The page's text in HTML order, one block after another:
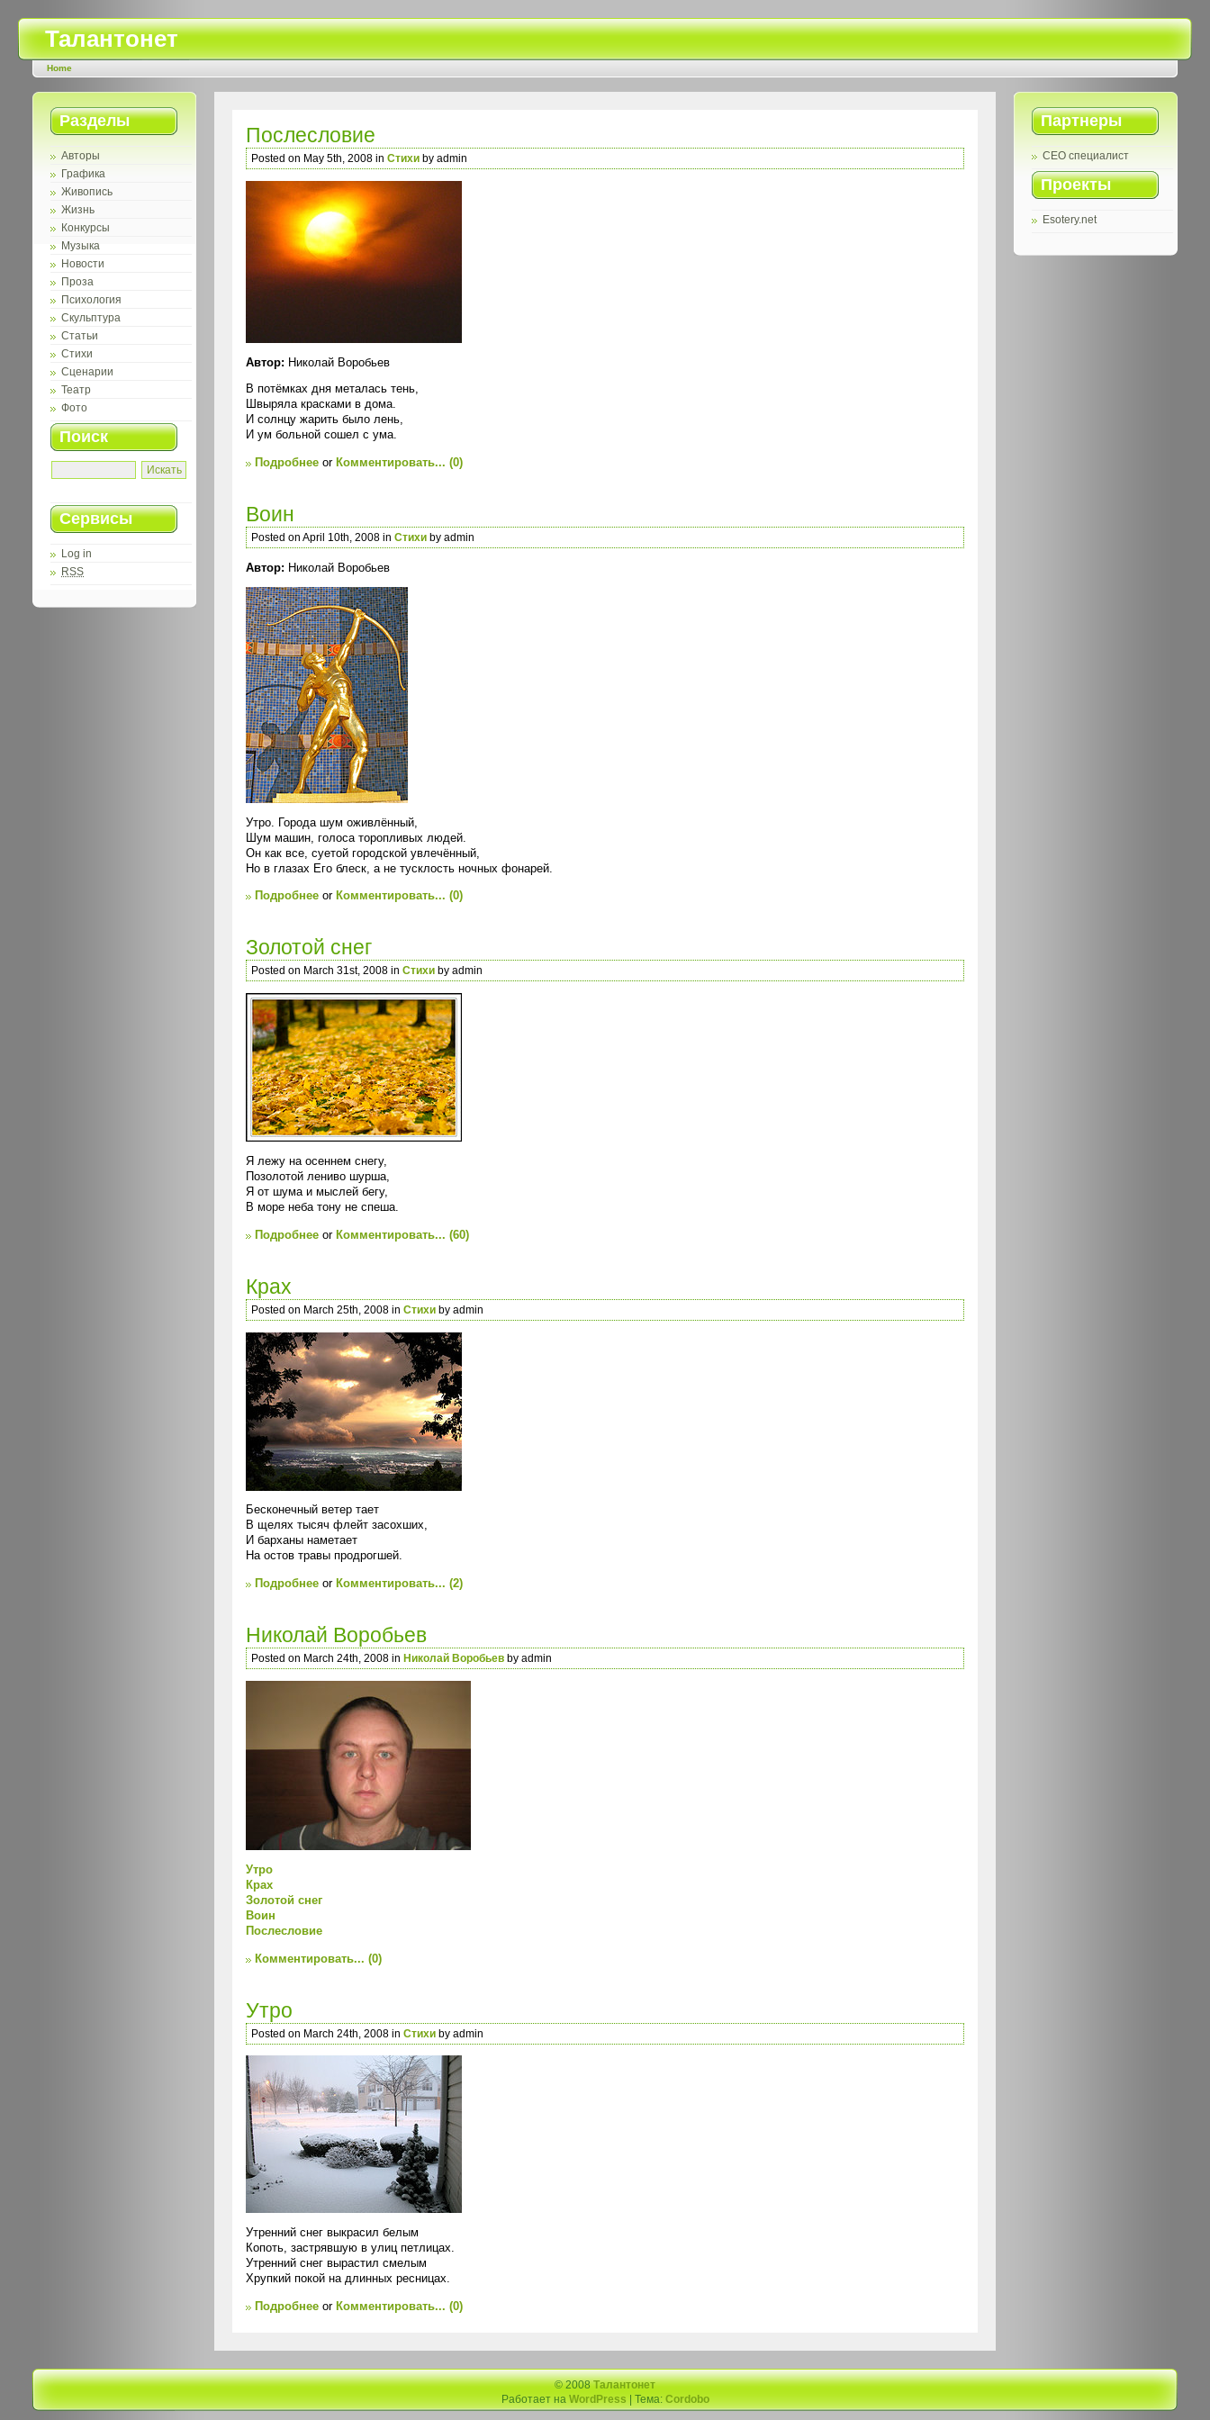
Талантонет
Home
Разделы
Авторы
Графика
Живопись
Жизнь
Конкурсы
Музыка
Новости
Проза
Психология
Скульптура
Статьи
Стихи
Сценарии
Театр
Фото
Поиск
Сервисы
Log in
RSS
Партнеры
СЕО специалист
Проекты
Esotery.net
Послесловие
Posted on May 5th, 2008 in Стихи by admin
Автор: Николай Воробьев
В потёмках дня металась тень,
Швыряла красками в дома.
И солнцу жарить было лень,
И ум больной сошел с ума.
Подробнее or Комментировать... (0)
Воин
Posted on April 10th, 2008 in Стихи by admin
Автор: Николай Воробьев
Утро. Города шум оживлённый,
Шум машин, голоса торопливых людей.
Он как все, суетой городской увлечённый,
Но в глазах Его блеск, а не тусклость ночных фонарей.
Подробнее or Комментировать... (0)
Золотой снег
Posted on March 31st, 2008 in Стихи by admin
Я лежу на осеннем снегу,
Позолотой лениво шурша,
Я от шума и мыслей бегу,
В море неба тону не спеша.
Подробнее or Комментировать... (60)
Крах
Posted on March 25th, 2008 in Стихи by admin
Бесконечный ветер тает
В щелях тысяч флейт засохших,
И барханы наметает
На остов травы продрогшей.
Подробнее or Комментировать... (2)
Николай Воробьев
Posted on March 24th, 2008 in Николай Воробьев by admin
Утро
Крах
Золотой снег
Воин
Послесловие
Комментировать... (0)
Утро
Posted on March 24th, 2008 in Стихи by admin
Утренний снег выкрасил белым
Копоть, застрявшую в улиц петлицах.
Утренний снег вырастил смелым
Хрупкий покой на длинных ресницах.
Подробнее or Комментировать... (0)
© 2008Талантонет
Работает на WordPress | Тема: Cordobo